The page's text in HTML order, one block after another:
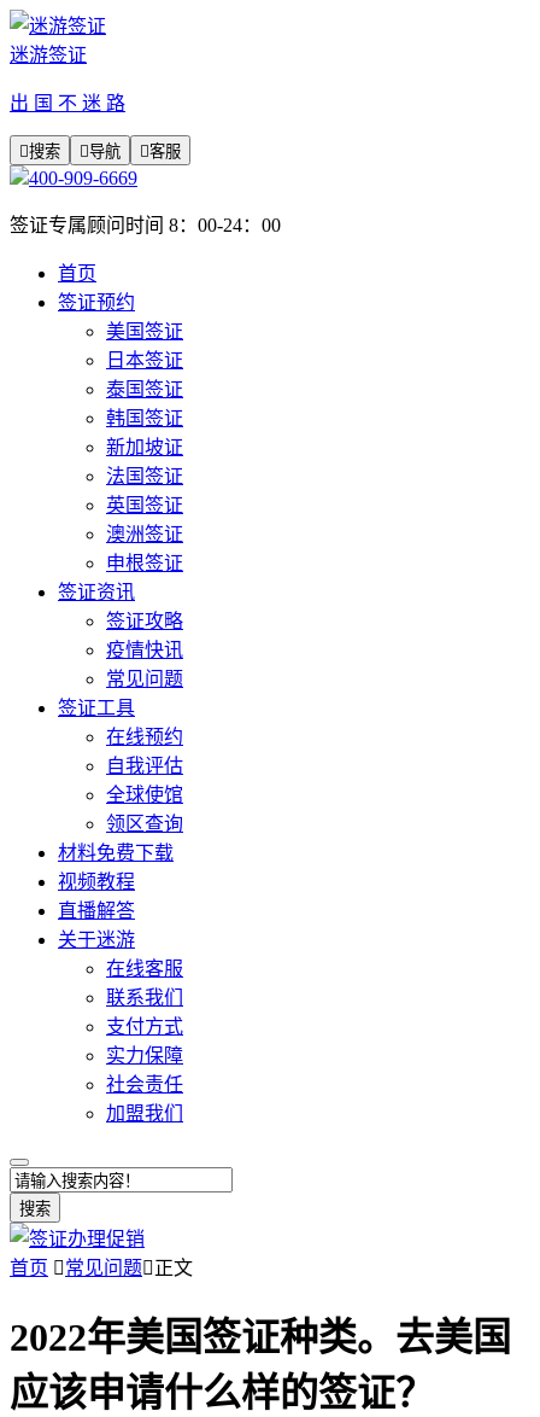
迷游签证
出 国 不 迷 路
搜索 导航 客服
400-909-6669
签证专属顾问时间 8：00-24：00
首页
签证预约
美国签证
日本签证
泰国签证
韩国签证
新加坡证
法国签证
英国签证
澳洲签证
申根签证
签证资讯
签证攻略
疫情快讯
常见问题
签证工具
在线预约
自我评估
全球使馆
领区查询
材料免费下载
视频教程
直播解答
关于迷游
在线客服
联系我们
支付方式
实力保障
社会责任
加盟我们
搜索
首页 常见问题正文
2022年美国签证种类。去美国
应该申请什么样的签证？